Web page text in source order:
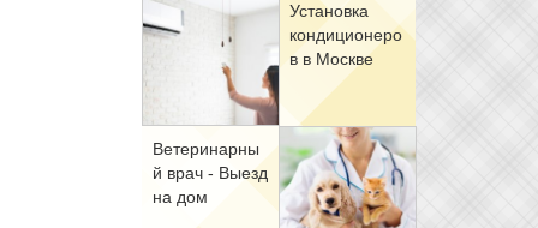
Уста­нов­ка
кон­ди­ци­о­не­ро
в в Москве
Ве­те­ри­нар­ны
й врач - Вы­езд
на дом